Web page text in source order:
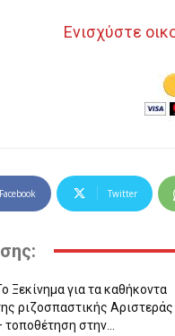
Ενισχύστε
Facebook Twitter
Ξεκίνημα για τα καθήκοντα
ριζοσπαστικής Αριστεράς
τοποθέτηση στην...